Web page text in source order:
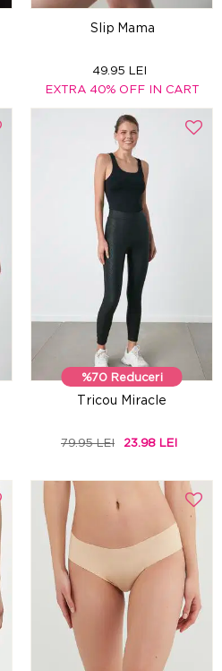
Slip Mama
49.95 LEI
EXTRA 40% OFF IN CART
%70 Reduceri
Tricou Miracle
79.95 LEI 23.98 LEI